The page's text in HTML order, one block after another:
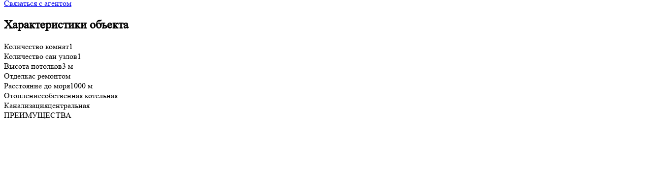
Связаться с агентом
Характеристики объекта
Количество комнат1
Количество сан узлов1
Высота потолков3 м
Отделкас ремонтом
Расстояние до моря1000 м
Отоплениесобственная котельная
Канализацияцентральная
ПРЕИМУЩЕСТВА